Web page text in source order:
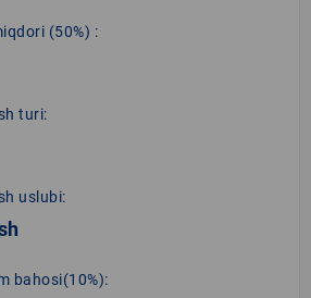
(50%) :
turi:
uslubi:
bahosi(10%):